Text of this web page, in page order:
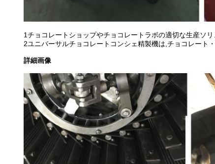
1チョコレートショップやチョコレートラボの適切な生産ソ
2ユニバーサルチョコレートコンシェ精製機は,チョコレート
詳細画像